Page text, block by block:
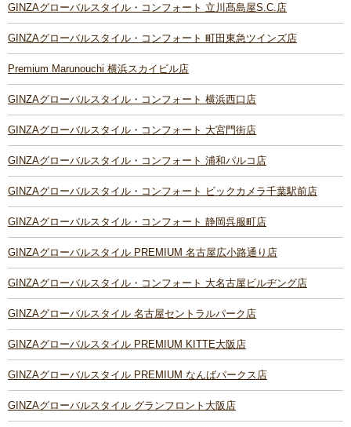
GINZAグローバルスタイル・コンフォート 立川髙島屋S.C.店
GINZAグローバルスタイル・コンフォート 町田東急ツインズ店
Premium Marunouchi 横浜スカイビル店
GINZAグローバルスタイル・コンフォート 横浜西口店
GINZAグローバルスタイル・コンフォート 大宮門街店
GINZAグローバルスタイル・コンフォート 浦和パルコ店
GINZAグローバルスタイル・コンフォート ビックカメラ千葉駅前店
GINZAグローバルスタイル・コンフォート 静岡呉服町店
GINZAグローバルスタイル PREMIUM 名古屋広小路通り店
GINZAグローバルスタイル・コンフォート 大名古屋ビルヂング店
GINZAグローバルスタイル 名古屋セントラルパーク店
GINZAグローバルスタイル PREMIUM KITTE大阪店
GINZAグローバルスタイル PREMIUM なんばパークス店
GINZAグローバルスタイル グランフロント大阪店